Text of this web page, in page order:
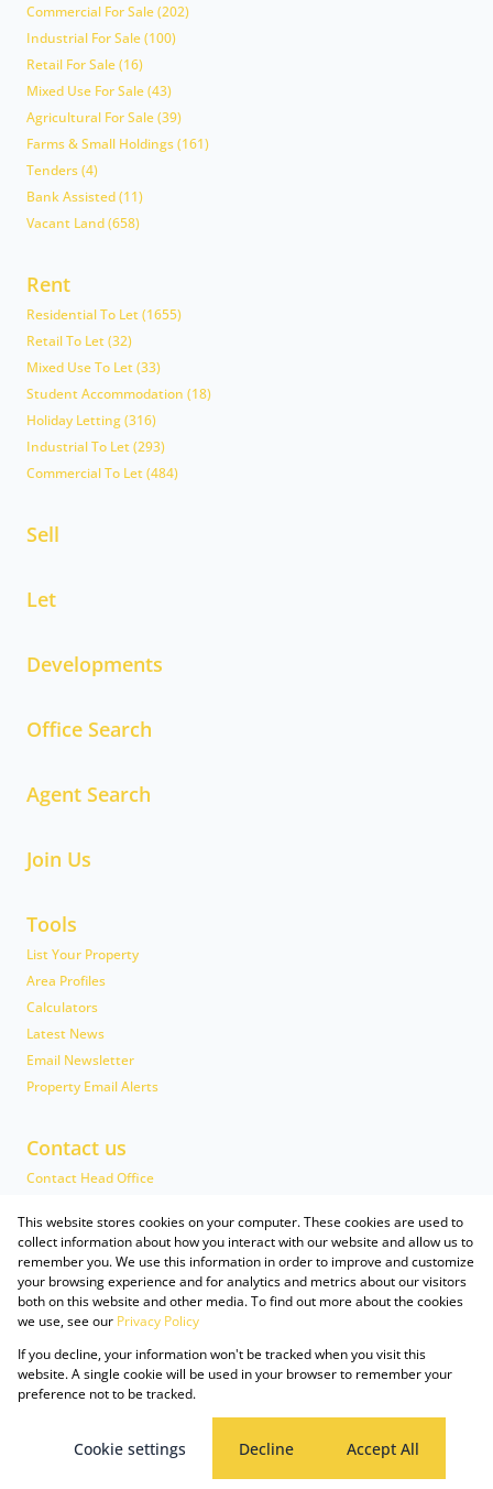
Commercial For Sale (202)
Industrial For Sale (100)
Retail For Sale (16)
Mixed Use For Sale (43)
Agricultural For Sale (39)
Farms & Small Holdings (161)
Tenders (4)
Bank Assisted (11)
Vacant Land (658)
Rent
Residential To Let (1655)
Retail To Let (32)
Mixed Use To Let (33)
Student Accommodation (18)
Holiday Letting (316)
Industrial To Let (293)
Commercial To Let (484)
Sell
Let
Developments
Office Search
Agent Search
Join Us
Tools
List Your Property
Area Profiles
Calculators
Latest News
Email Newsletter
Property Email Alerts
Contact us
Contact Head Office
Associated Partners
Registered with the PPRA
Powered byProp Data
Copyright © 2026 Just Property
SitemapPrivacy PolicyRequest Information
This website stores cookies on your computer. These cookies are used to
collect information about how you interact with our website and allow us to
remember you. We use this information in order to improve and customize
your browsing experience and for analytics and metrics about our visitors
both on this website and other media. To find out more about the cookies
we use, see our Privacy Policy
If you decline, your information won't be tracked when you visit this
website. A single cookie will be used in your browser to remember your
preference not to be tracked.
Cookie settings Decline Accept All